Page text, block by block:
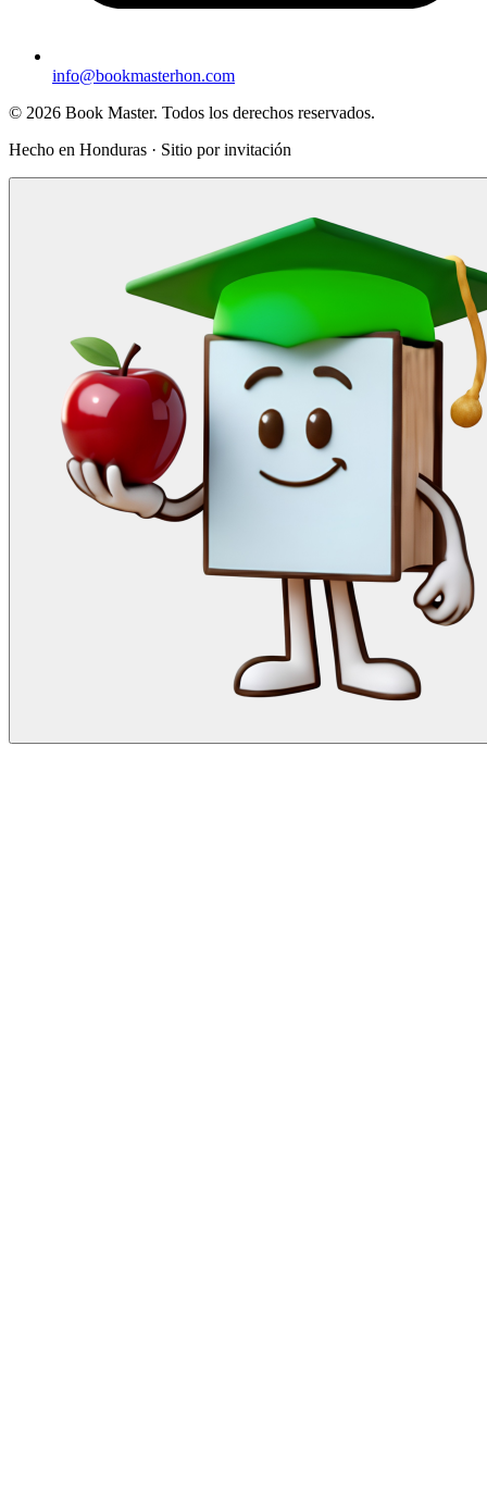
info@bookmasterhon.com
© 2026 Book Master. Todos los derechos reservados.
Hecho en Honduras · Sitio por invitación